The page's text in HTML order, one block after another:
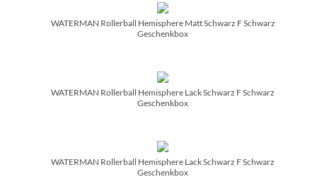
WATERMAN Rollerball Hemisphere Matt Schwarz F Schwarz
Geschenkbox
WATERMAN Rollerball Hemisphere Lack Schwarz F Schwarz
Geschenkbox
WATERMAN Rollerball Hemisphere Lack Schwarz F Schwarz
Geschenkbox